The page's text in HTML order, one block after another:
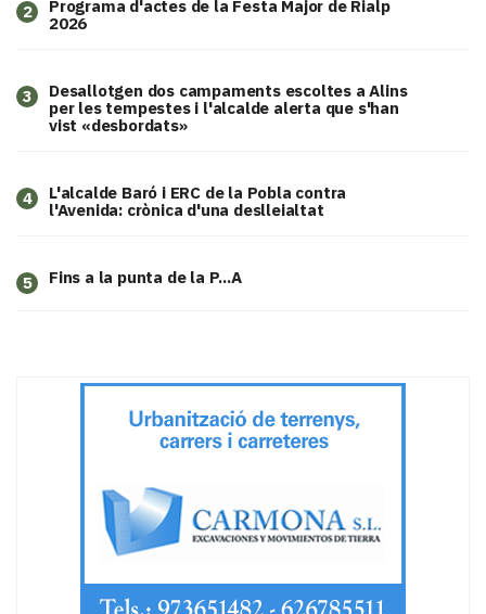
2
Programa d'actes de la Festa Major de Rialp
2026
3
​Desallotgen dos campaments escoltes a Alins
per les tempestes i l'alcalde alerta que s'han
vist «desbordats»
4
L'alcalde Baró i ERC de la Pobla contra
l'Avenida: crònica d'una deslleialtat
5 Fins a la punta de la P...A